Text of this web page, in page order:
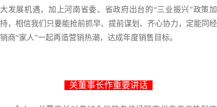
大发展机遇，加上河南省委、省政府出台的“三业振兴”政策加
持，相信我们只要能抢前抓早、提前谋划、齐心协力，定能同经
销商“家人”一起再造营销热潮，达成年度销售目标。
关董事长作重要讲话